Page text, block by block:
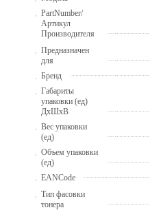
PartNumber/
Артикул
Производителя
Предназначен
для
Бренд
Габариты
упаковки (ед)
ДхШхВ
Вес упаковки
(ед)
Объем упаковки
(ед)
EANCode
Тип фасовки
тонера